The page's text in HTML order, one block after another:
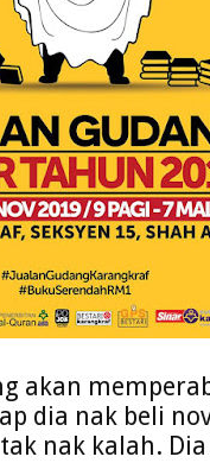
akan
dia nak beli
nak kalah.